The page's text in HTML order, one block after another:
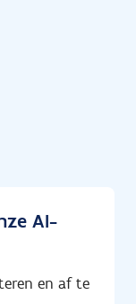
AI-
en af te